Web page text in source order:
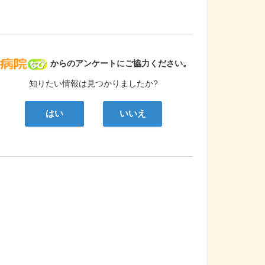
病院なび
からのアンケートにご協力ください。
知りたい情報は見つかりましたか?
はい いいえ